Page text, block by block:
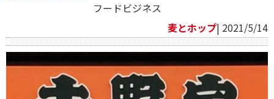
フードビジネス
麦とホップ| 2021/5/14